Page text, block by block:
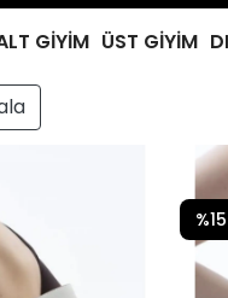
GİYİM ÜST GİYİM
%15